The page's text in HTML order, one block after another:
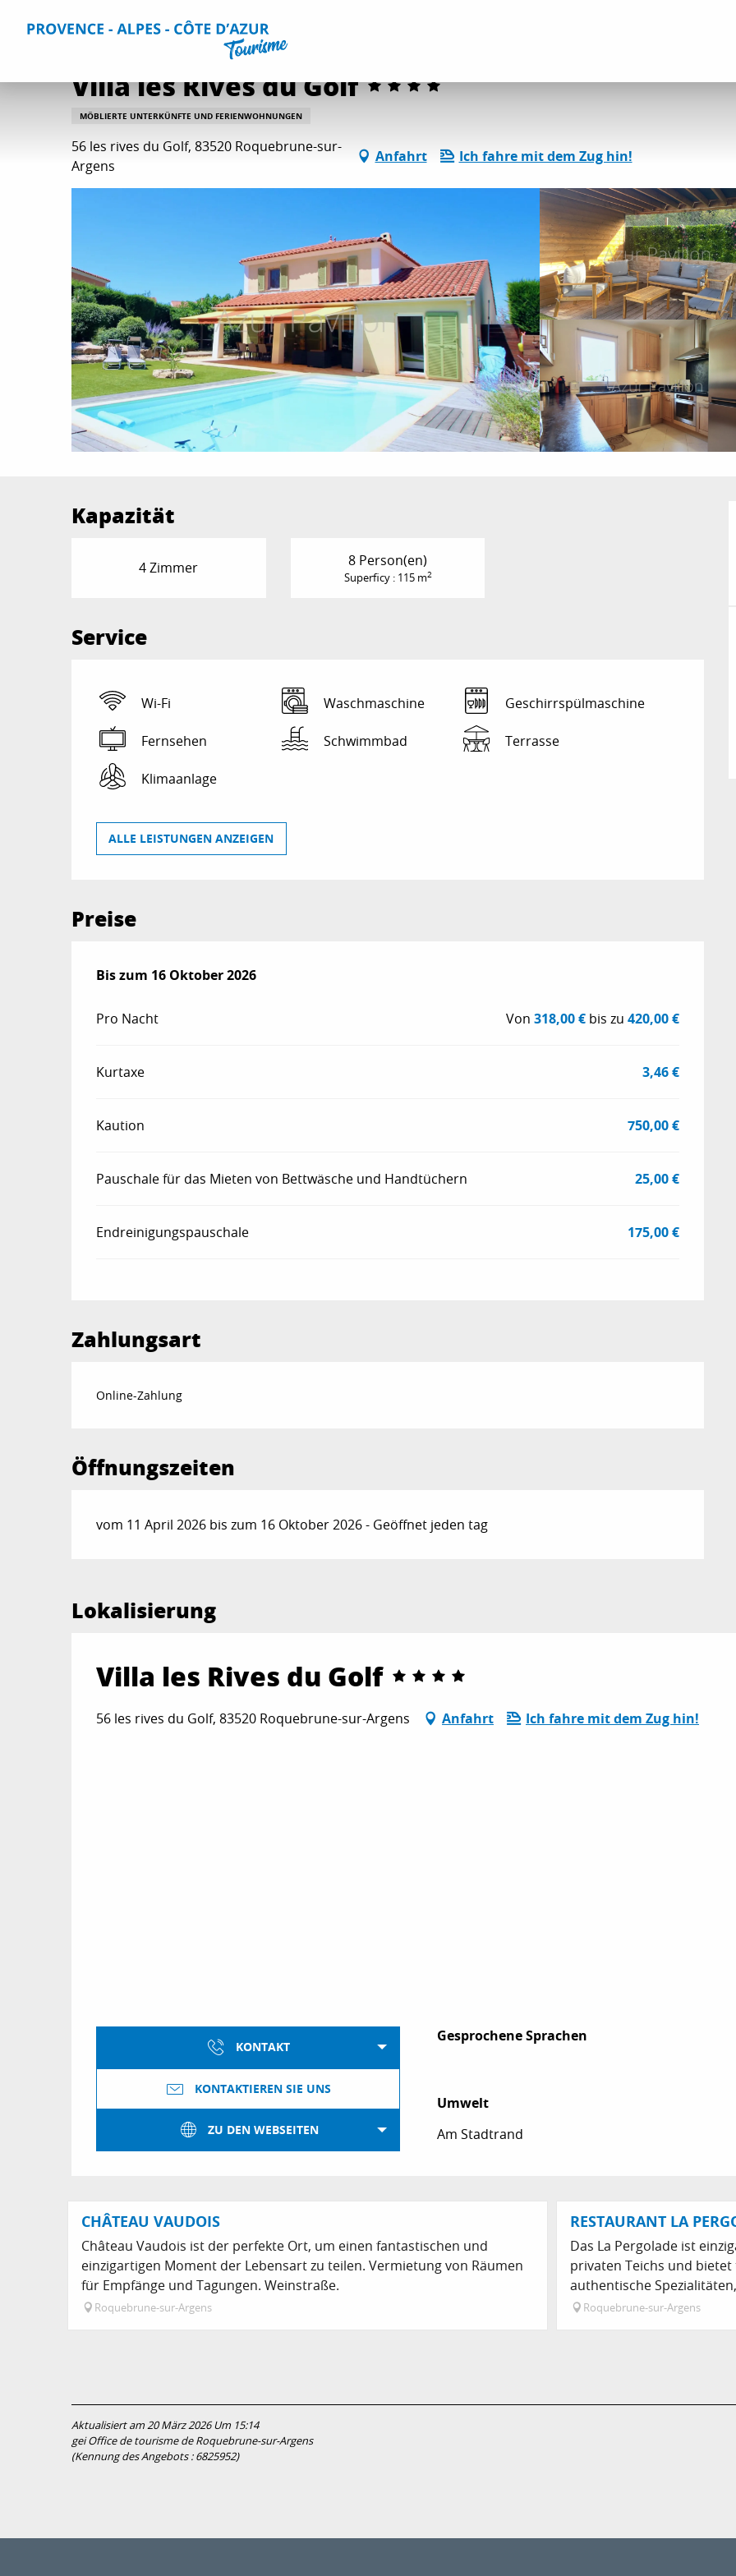
Home Aufenthalt Unterkünfte Alle Gites und Vermietungen
Villa les Rives du Golf
MÖBLIERTE UNTERKÜNFTE UND FERIENWOHNUNGEN
56 les rives du Golf, 83520 Roquebrune-sur-
Argens
Anfahrt Ich fahre mit dem Zug hin!
Kapazität
4 Zimmer 8 Person(en)
Superficy : 115 m2
Service
Wi-Fi Waschmaschine Geschirrspülmaschine
Fernsehen Schwimmbad Terrasse
Klimaanlage
ALLE LEISTUNGEN ANZEIGEN
Preise
ab11 April 2026bis zum16 Oktober 2026
Bis zum 16 Oktober 2026
Pro Nacht Von318,00 € bis zu420,00 €
Kurtaxe 3,46 €
Kaution 750,00 €
Pauschale für das Mieten von Bettwäsche und Handtüchern 25,00 €
Endreinigungspauschale 175,00 €
Zahlungsart
Online-Zahlung
Öffnungszeiten
vom 11 April 2026 bis zum 16 Oktober 2026 - Geöffnet jeden tag
Lokalisierung
Villa les Rives du Golf
56 les rives du Golf, 83520 Roquebrune-sur-Argens Anfahrt Ich fahre mit dem Zug hin!
KONTAKT
KONTAKTIEREN SIE UNS
ZU DEN WEBSEITEN
Gesprochene Sprachen
Gesprochene Sprachen
Umwelt
Umwelt
Am Stadtrand
CHÂTEAU VAUDOIS
Château Vaudois ist der perfekte Ort, um einen fantastischen und
einzigartigen Moment der Lebensart zu teilen. Vermietung von Räumen
für Empfänge und Tagungen. Weinstraße.
Roquebrune-sur-Argens
RESTAURANT LA
Das La Pergolade ist
privaten Teichs und
authentische
Roquebrune-sur-Argens
Aktualisiert am 20 März 2026 Um 15:14
gei Office de tourisme de Roquebrune-sur-Argens
(Kennung des Angebots :6825952)